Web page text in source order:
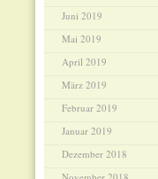
Juni 2019
Mai 2019
April 2019
März 2019
Februar 2019
Januar 2019
Dezember 2018